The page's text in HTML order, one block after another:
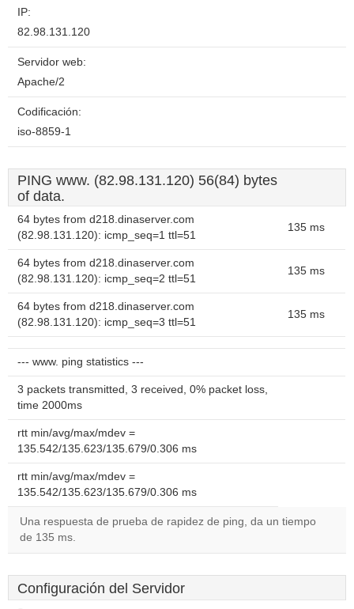
IP:
82.98.131.120
Servidor web:
Apache/2
Codificación:
iso-8859-1
PING www. (82.98.131.120) 56(84) bytes
of data.
64 bytes from d218.dinaserver.com
(82.98.131.120): icmp_seq=1 ttl=51
135 ms
64 bytes from d218.dinaserver.com
(82.98.131.120): icmp_seq=2 ttl=51
135 ms
64 bytes from d218.dinaserver.com
(82.98.131.120): icmp_seq=3 ttl=51
135 ms
--- www. ping statistics ---
3 packets transmitted, 3 received, 0% packet loss,
time 2000ms
rtt min/avg/max/mdev =
135.542/135.623/135.679/0.306 ms
rtt min/avg/max/mdev =
135.542/135.623/135.679/0.306 ms
Una respuesta de prueba de rapidez de ping, da un tiempo
de 135 ms.
Configuración del Servidor